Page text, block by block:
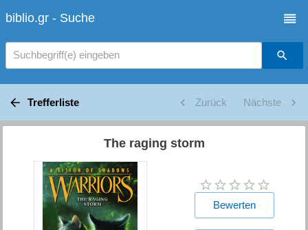
biblio.gr - Suche
Suchbegriff(e) eingeben
Trefferliste Zurück Nächste
The raging storm
Bewerten